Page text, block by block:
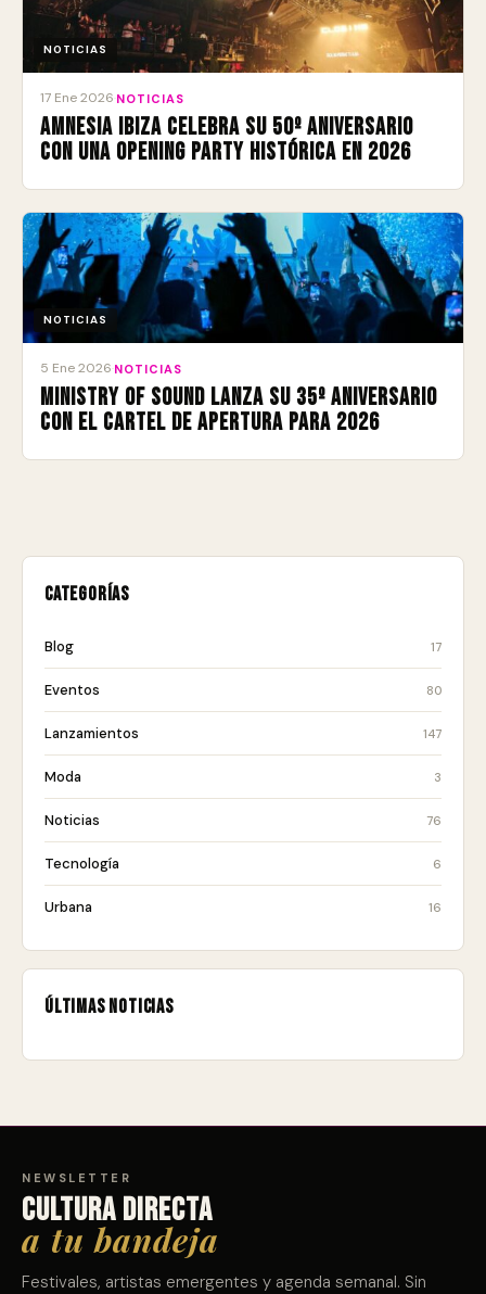
NOTICIAS
17 Ene 2026 NOTICIAS
Amnesia Ibiza celebra su 50º aniversario
con una Opening Party histórica en 2026
NOTICIAS
5 Ene 2026 NOTICIAS
Ministry of Sound lanza su 35º aniversario
con el cartel de apertura para 2026
Categorías
Blog 17
Eventos 80
Lanzamientos 147
Moda 3
Noticias 76
Tecnología 6
Urbana 16
Últimas noticias
NEWSLETTER
Cultura directa
a tu bandeja
Festivales, artistas emergentes y agenda semanal. Sin